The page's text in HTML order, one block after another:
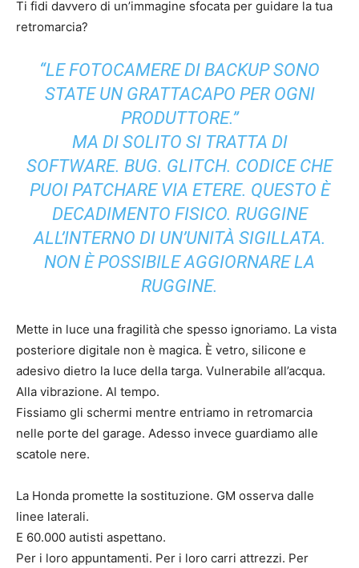
Ti fidi davvero di un’immagine sfocata per guidare la tua
retromarcia?
“LE FOTOCAMERE DI BACKUP SONO
STATE UN GRATTACAPO PER OGNI
PRODUTTORE.”
MA DI SOLITO SI TRATTA DI
SOFTWARE. BUG. GLITCH. CODICE CHE
PUOI PATCHARE VIA ETERE. QUESTO È
DECADIMENTO FISICO. RUGGINE
ALL’INTERNO DI UN’UNITÀ SIGILLATA.
NON È POSSIBILE AGGIORNARE LA
RUGGINE.
Mette in luce una fragilità che spesso ignoriamo. La vista
posteriore digitale non è magica. È vetro, silicone e
adesivo dietro la luce della targa. Vulnerabile all’acqua.
Alla vibrazione. Al tempo.
Fissiamo gli schermi mentre entriamo in retromarcia
nelle porte del garage. Adesso invece guardiamo alle
scatole nere.
La Honda promette la sostituzione. GM osserva dalle
linee laterali.
E 60.000 autisti aspettano.
Per i loro appuntamenti. Per i loro carri attrezzi. Per